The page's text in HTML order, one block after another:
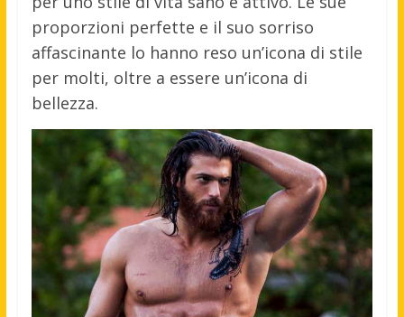
proporzioni perfette e il suo sorriso
affascinante lo hanno reso un’icona di stile
per molti, oltre a essere un’icona di
bellezza.